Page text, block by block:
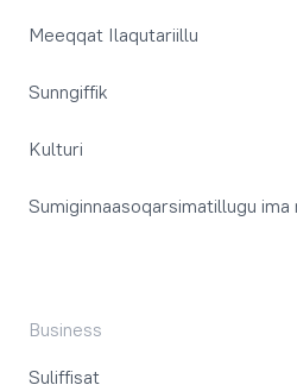
Meeqqat Ilaqutariillu
Sunngiffik
Kulturi
Sumiginnaasoqarsimatillugu
Business
Suliffisat